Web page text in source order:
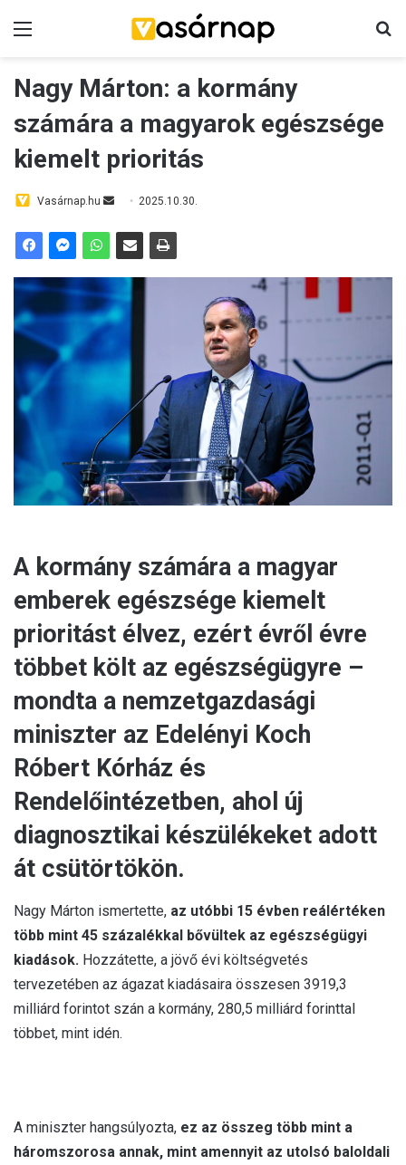
Nagy Márton: a kormány
számára a magyarok egészsége
kiemelt prioritás
Vasárnap.hu
n
i
2025.10.30.
A kormány számára a magyar
emberek egészsége kiemelt
prioritást élvez, ezért évről évre
többet költ az egészségügyre –
mondta a nemzetgazdasági
miniszter az Edelényi Koch
Róbert Kórház és
Rendelőintézetben, ahol új
diagnosztikai készülékeket adott
át csütörtökön.
Nagy Márton ismertette, az utóbbi 15 évben reálértéken
több mint 45 százalékkal bővültek az egészségügyi
kiadások. Hozzátette, a jövő évi költségvetés
tervezetében az ágazat kiadásaira összesen 3919,3
milliárd forintot szán a kormány, 280,5 milliárd forinttal
többet, mint idén.
A miniszter hangsúlyozta, ez az összeg több mint a
háromszorosa annak, mint amennyit az utolsó baloldali